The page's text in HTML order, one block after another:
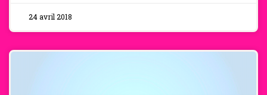
24 avril 2018